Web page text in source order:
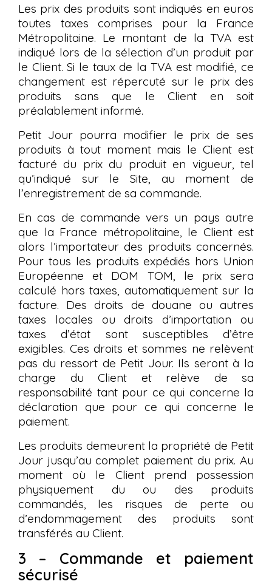
Les prix des produits sont indiqués en euros
toutes taxes comprises pour la France
Métropolitaine. Le montant de la TVA est
indiqué lors de la sélection d’un produit par
le Client. Si le taux de la TVA est modifié, ce
changement est répercuté sur le prix des
produits sans que le Client en soit
préalablement informé.
Petit Jour pourra modifier le prix de ses
produits à tout moment mais le Client est
facturé du prix du produit en vigueur, tel
qu’indiqué sur le Site, au moment de
l’enregistrement de sa commande.
En cas de commande vers un pays autre
que la France métropolitaine, le Client est
alors l’importateur des produits concernés.
Pour tous les produits expédiés hors Union
Européenne et DOM TOM, le prix sera
calculé hors taxes, automatiquement sur la
facture. Des droits de douane ou autres
taxes locales ou droits d’importation ou
taxes d’état sont susceptibles d’être
exigibles. Ces droits et sommes ne relèvent
pas du ressort de Petit Jour. Ils seront à la
charge du Client et relève de sa
responsabilité tant pour ce qui concerne la
déclaration que pour ce qui concerne le
paiement.
Les produits demeurent la propriété de Petit
Jour jusqu’au complet paiement du prix. Au
moment où le Client prend possession
physiquement du ou des produits
commandés, les risques de perte ou
d’endommagement des produits sont
transférés au Client.
3 – Commande et paiement
sécurisé